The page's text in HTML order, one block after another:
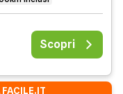
Scopri